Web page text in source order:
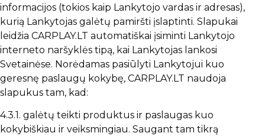
informacijos (tokios kaip Lankytojo vardas ir adresas),
kurią Lankytojas galėtų pamiršti įslaptinti. Slapukai
leidžia CARPLAY.LT automatiškai įsiminti Lankytojo
interneto naršyklės tipą, kai Lankytojas lankosi
Svetainėse. Norėdamas pasiūlyti Lankytojui kuo
geresnę paslaugų kokybę, CARPLAY.LT naudoja
slapukus tam, kad:
4.3.1. galėtų teikti produktus ir paslaugas kuo
kokybiškiau ir veiksmingiau. Saugant tam tikrą